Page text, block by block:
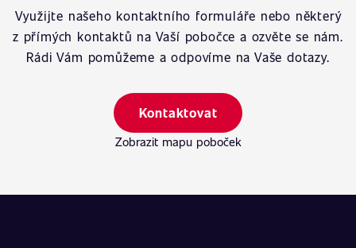
Využijte našeho kontaktního formuláře nebo některý
z přímých kontaktů na Vaší pobočce a ozvěte se nám.
Rádi Vám pomůžeme a odpovíme na Vaše dotazy.
Kontaktovat
Zobrazit mapu poboček